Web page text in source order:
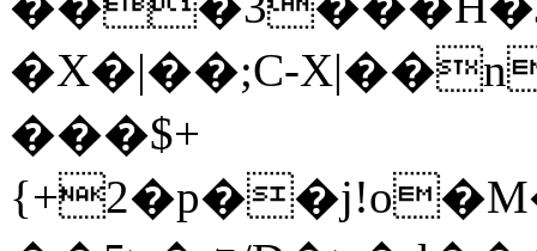
�X�|��;Ϲ-
���$+